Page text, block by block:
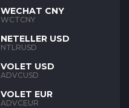
WECHAT CNY
WCTCNY
NETELLER USD
NTLRUSD
VOLET USD
ADVCUSD
VOLET EUR
ADVCEUR